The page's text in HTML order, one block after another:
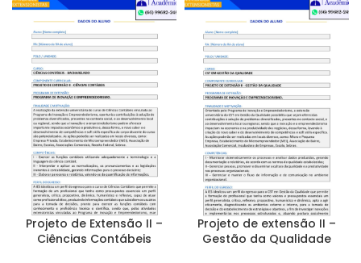
Projeto de Extensão II –
Ciências Contábeis
Projeto de extensão II –
Gestão da Qualidade